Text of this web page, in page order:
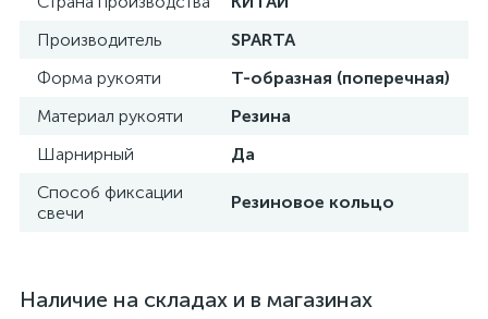
Производитель
SPARTA
Форма рукояти
Т-образная (поперечная)
Материал рукояти
Резина
Шарнирный
Да
Способ фиксации
свечи
Резиновое кольцо
Наличие на складах и в магазинах